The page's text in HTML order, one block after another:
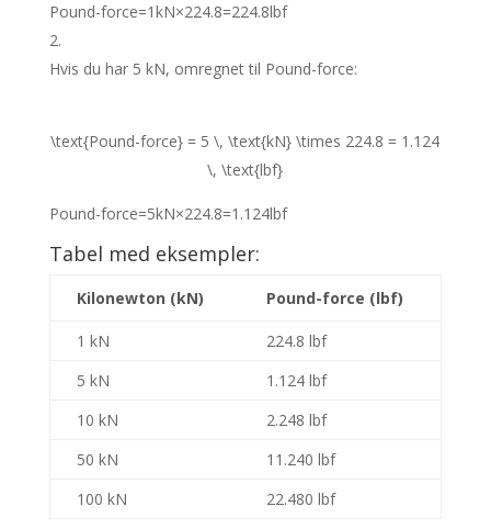
Pound-force=1kN×224.8=224.8lbf
Hvis du har 5 kN, omregnet til Pound-force:
\text{Pound-force} = 5 \, \text{kN} \times 224.8 = 1.124
\, \text{lbf}
Pound-force=5kN×224.8=1.124lbf
Tabel med eksempler:
Kilonewton (kN) Pound-force (lbf)
1 kN
224.8 lbf
5 kN
1.124 lbf
10 kN
2.248 lbf
50 kN
11.240 lbf
100 kN
22.480 lbf